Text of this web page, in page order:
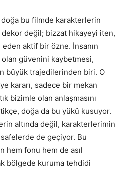
bu filmde karakterlerin
değil; bizzat hikayeyi iten,
aktif bir özne. İnsanın
güvenini kaybetmesi,
büyük trajedilerinden biri. O
kararı, sadece bir mekan
bizimle olan anlaşmasını
doğa da bu yükü kusuyor.
altında değil, karakterlerimin
de geçiyor. Bu
hem fonu hem de asıl
bölgede kuruma tehdidi